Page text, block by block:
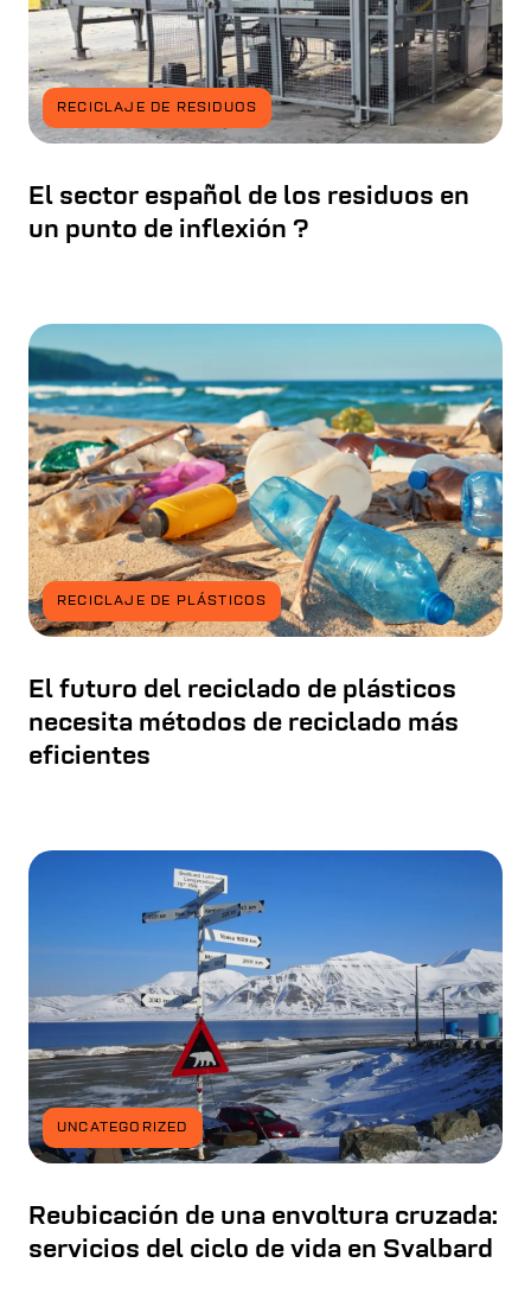
RECICLAJE DE RESIDUOS
El sector español de los residuos en
un punto de inflexión ?
RECICLAJE DE PLÁSTICOS
El futuro del reciclado de plásticos
necesita métodos de reciclado más
eficientes
UNCATEGORIZED
Reubicación de una envoltura cruzada:
servicios del ciclo de vida en Svalbard